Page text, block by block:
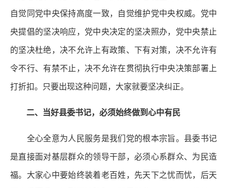
自觉同党中央保持高度一致，自觉维护党中央权威。党中
央提倡的坚决响应，党中央决定的坚决照办，党中央禁止
的坚决杜绝，决不允许上有政策、下有对策，决不允许有
令不行、有禁不止，决不允许在贯彻执行中央决策部署上
打折扣。只要出现这种问题，大家就要坚决纠正。
二、当好县委书记，必须始终做到心中有民
全心全意为人民服务是我们党的根本宗旨。县委书记
是直接面对基层群众的领导干部，必须心系群众、为民造
福。大家心中要始终装着老百姓，先天下之忧而忧，后天